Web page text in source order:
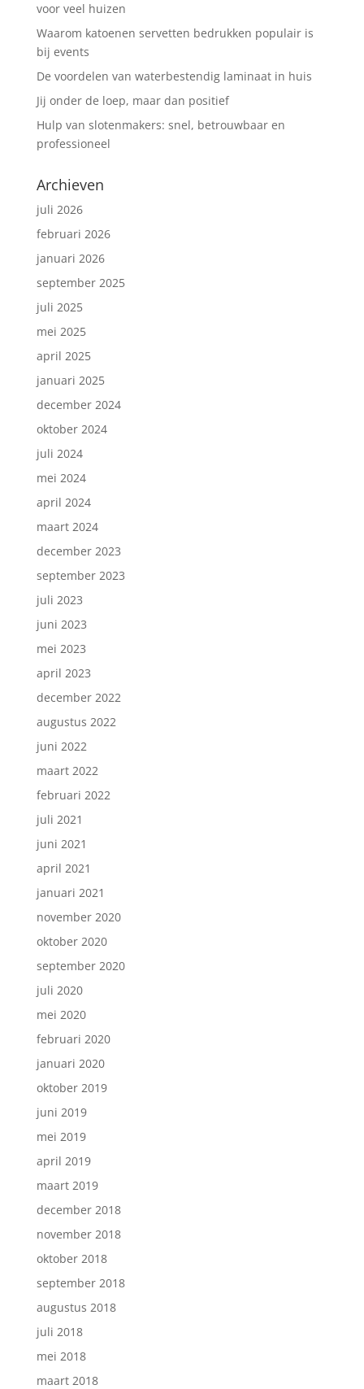
voor veel huizen
Waarom katoenen servetten bedrukken populair is
bij events
De voordelen van waterbestendig laminaat in huis
Jij onder de loep, maar dan positief
Hulp van slotenmakers: snel, betrouwbaar en
professioneel
Archieven
juli 2026
februari 2026
januari 2026
september 2025
juli 2025
mei 2025
april 2025
januari 2025
december 2024
oktober 2024
juli 2024
mei 2024
april 2024
maart 2024
december 2023
september 2023
juli 2023
juni 2023
mei 2023
april 2023
december 2022
augustus 2022
juni 2022
maart 2022
februari 2022
juli 2021
juni 2021
april 2021
januari 2021
november 2020
oktober 2020
september 2020
juli 2020
mei 2020
februari 2020
januari 2020
oktober 2019
juni 2019
mei 2019
april 2019
maart 2019
december 2018
november 2018
oktober 2018
september 2018
augustus 2018
juli 2018
mei 2018
maart 2018